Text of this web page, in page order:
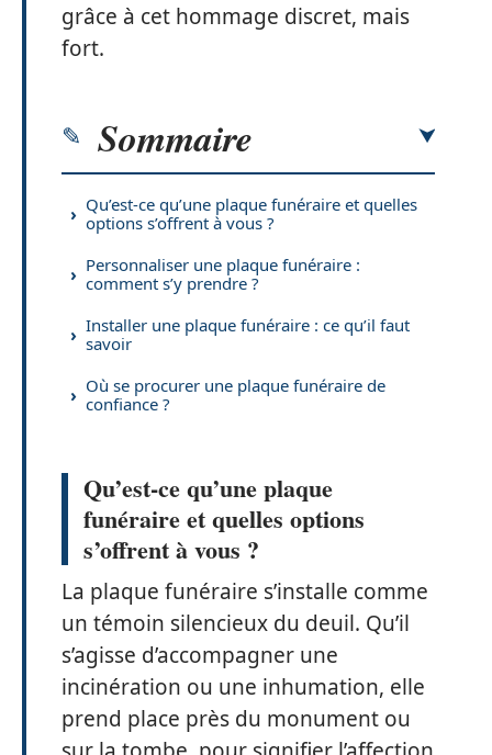
grâce à cet hommage discret, mais
fort.
Sommaire
Qu’est-ce qu’une plaque funéraire et quelles
options s’offrent à vous ?
Personnaliser une plaque funéraire :
comment s’y prendre ?
Installer une plaque funéraire : ce qu’il faut
savoir
Où se procurer une plaque funéraire de
confiance ?
Qu’est-ce qu’une plaque
funéraire et quelles options
s’offrent à vous ?
La plaque funéraire s’installe comme
un témoin silencieux du deuil. Qu’il
s’agisse d’accompagner une
incinération ou une inhumation, elle
prend place près du monument ou